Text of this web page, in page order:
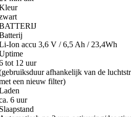
Ion accu 3,6 V / 6,5 Ah / 23,4Wh
tot 12 uur
afhankelijk van de
een nieuw filter)
6 uur